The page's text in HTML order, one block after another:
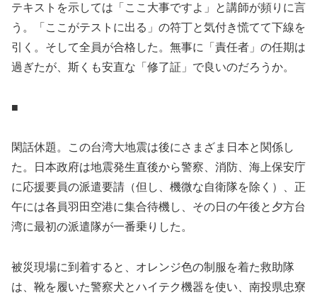
テキストを示しては「ここ大事ですよ」と講師が頻りに言
う。「ここがテストに出る」の符丁と気付き慌てて下線を
引く。そして全員が合格した。無事に「責任者」の任期は
過ぎたが、斯くも安直な「修了証」で良いのだろうか。
■
閑話休題。この台湾大地震は後にさまざま日本と関係し
た。日本政府は地震発生直後から警察、消防、海上保安庁
に応援要員の派遣要請（但し、機微な自衛隊を除く）、正
午には各員羽田空港に集合待機し、その日の午後と夕方台
湾に最初の派遣隊が一番乗りした。
被災現場に到着すると、オレンジ色の制服を着た救助隊
は、靴を履いた警察犬とハイテク機器を使い、南投県忠寮